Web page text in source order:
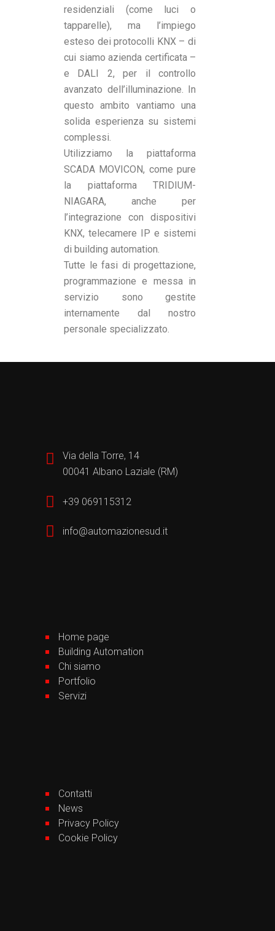
residenziali (come luci o
tapparelle), ma l’impiego
esteso dei protocolli KNX – di
cui siamo azienda certificata –
e DALI 2, per il controllo
avanzato dell’illuminazione. In
questo ambito vantiamo una
solida esperienza su sistemi
complessi.
Utilizziamo la piattaforma
SCADA MOVICON, come pure
la piattaforma TRIDIUM-
NIAGARA, anche per
l’integrazione con dispositivi
KNX, telecamere IP e sistemi
di building automation.
Tutte le fasi di progettazione,
programmazione e messa in
servizio sono gestite
internamente dal nostro
personale specializzato.
Via della Torre, 14
00041 Albano Laziale (RM)
+39 069115312
info@automazionesud.it
Home page
Building Automation
Chi siamo
Portfolio
Servizi
Contatti
News
Privacy Policy
Cookie Policy